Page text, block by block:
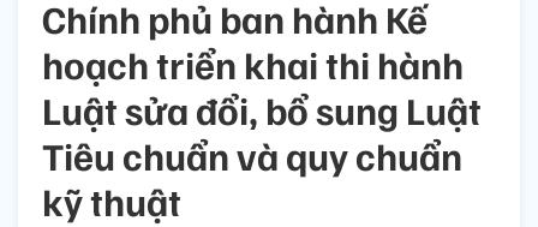
Chính phủ ban hành Kế
hoạch triển khai thi hành
Luật sửa đổi, bổ sung Luật
Tiêu chuẩn và quy chuẩn
kỹ thuật